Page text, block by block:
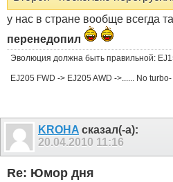
у нас в стране вообще всегда
перенедопил
Эволюция должна быть правильной:
EJ205 FWD -> EJ205 AWD ->...... No
KROHA сказал(-а):
20.04.2010 11:16
Re: Юмор дня